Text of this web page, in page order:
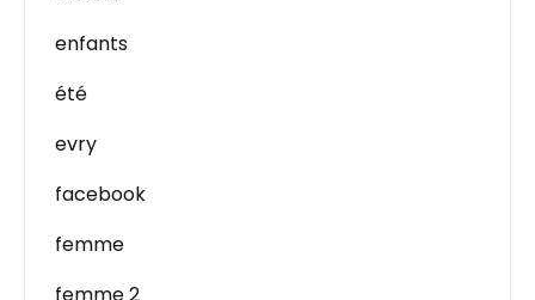
enfants
été
evry
facebook
femme